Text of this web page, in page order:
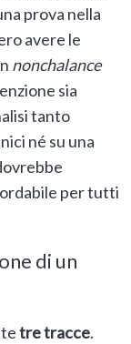
prova nella
avere le
nonchalance
sia
tanto
né su una
per tutti
di un
tre tracce.